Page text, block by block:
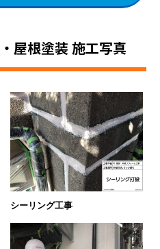
屋根塗装 施工写真
シーリング工事